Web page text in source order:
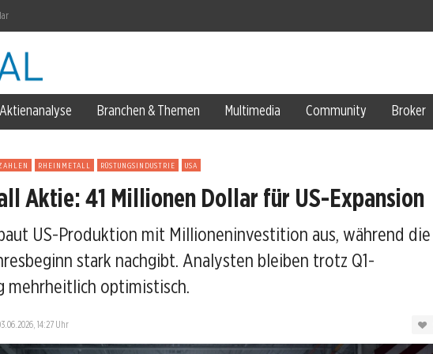
stand
Aktienanalyse Branchen & Themen Multimedia Community Broker
RHEINMETALL RÜSTUNGSINDUSTRIE USA
Aktie: 41 Millionen Dollar für US-Expansion
US-Produktion mit Millioneninvestition aus, während die
stark nachgibt. Analysten bleiben trotz Q1-
mehrheitlich optimistisch.
14:27 Uhr